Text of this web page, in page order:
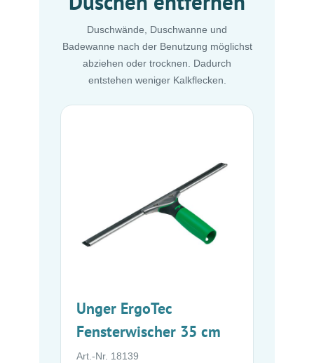
Duschwände, Duschwanne und
Badewanne nach der Benutzung möglichst
abziehen oder trocknen. Dadurch
entstehen weniger Kalkflecken.
Unger ErgoTec
Fensterwischer 35 cm
Art.-Nr. 18139